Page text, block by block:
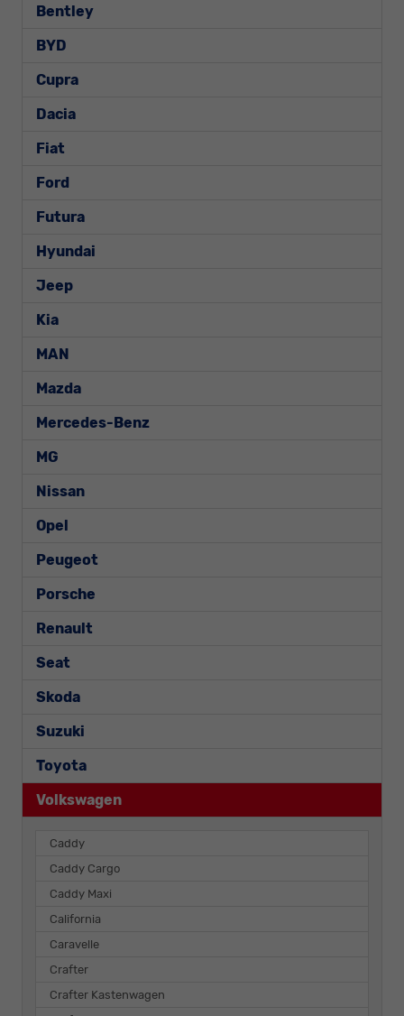
Bentley
BYD
Cupra
Dacia
Fiat
Ford
Futura
Hyundai
Jeep
Kia
MAN
Mazda
Mercedes-Benz
MG
Nissan
Opel
Peugeot
Porsche
Renault
Seat
Skoda
Suzuki
Toyota
Volkswagen
Caddy
Caddy Cargo
Caddy Maxi
California
Caravelle
Crafter
Crafter Kastenwagen